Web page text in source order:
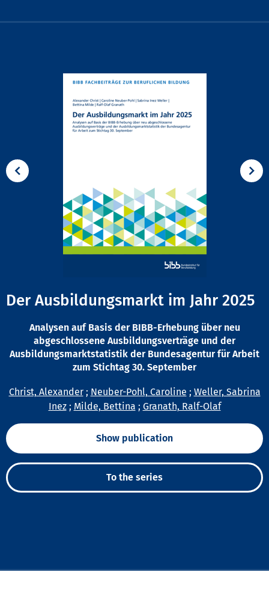
Der Ausbildungsmarkt im Jahr 2025
Analysen auf Basis der BIBB-Erhebung über neu
abgeschlossene Ausbildungsverträge und der
Ausbildungsmarktstatistik der Bundesagentur für Arbeit
zum Stichtag 30. September
Christ, Alexander; Neuber-Pohl, Caroline ; Weller, Sabrina
Inez; Milde, Bettina ; Granath, Ralf-Olaf
Show publication
To the series